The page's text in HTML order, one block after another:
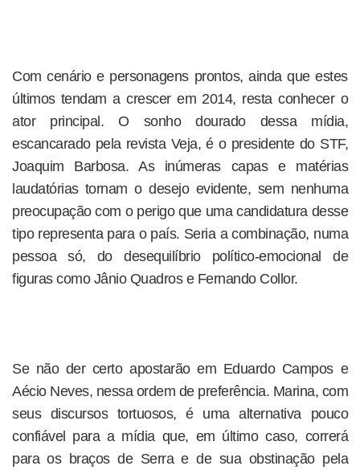
Com cenário e personagens prontos, ainda que estes
últimos tendam a crescer em 2014, resta conhecer o
ator principal. O sonho dourado dessa mídia,
escancarado pela revista Veja, é o presidente do STF,
Joaquim Barbosa. As inúmeras capas e matérias
laudatórias tornam o desejo evidente, sem nenhuma
preocupação com o perigo que uma candidatura desse
tipo representa para o país. Seria a combinação, numa
pessoa só, do desequilíbrio político-emocional de
figuras como Jânio Quadros e Fernando Collor.
Se não der certo apostarão em Eduardo Campos e
Aécio Neves, nessa ordem de preferência. Marina, com
seus discursos tortuosos, é uma alternativa pouco
confiável para a mídia que, em último caso, correrá
para os braços de Serra e de sua obstinação pela